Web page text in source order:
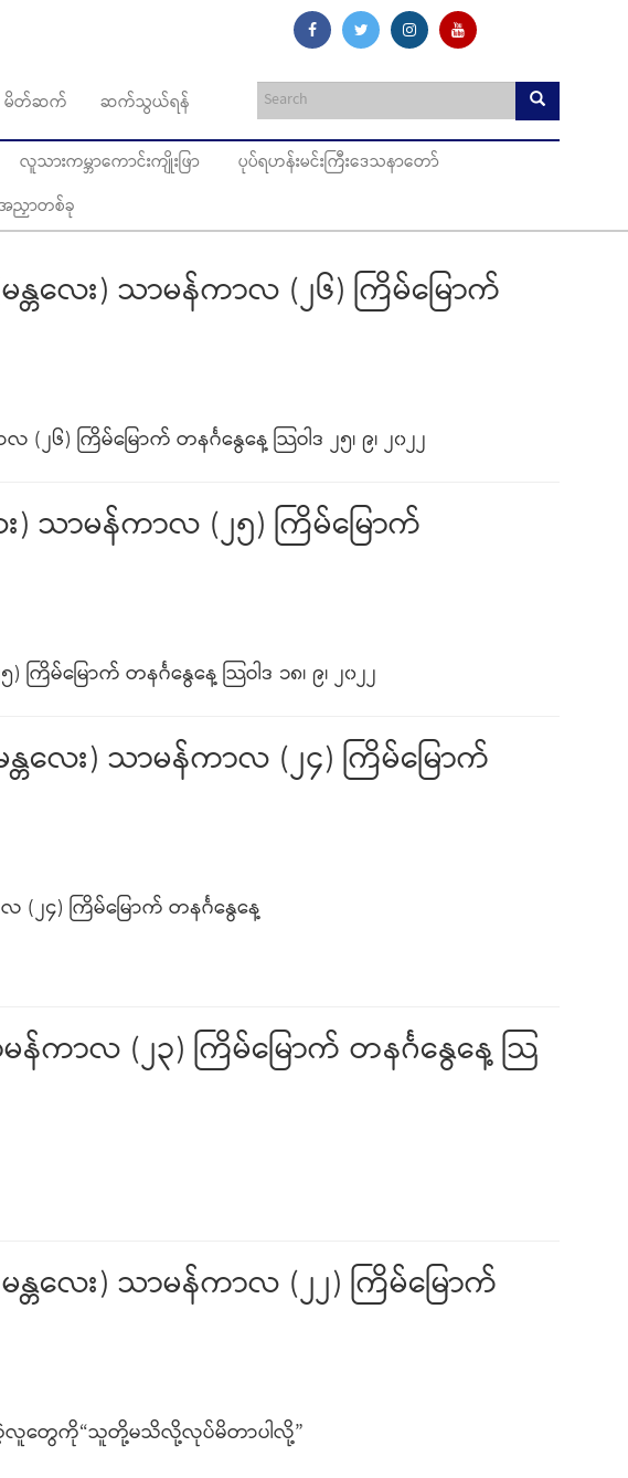
မိတ်ဆက် ဆက်သွယ်ရန်
လူသားကမ္ဘာကောင်းကျိုးဖြာ
ပုပ်ရဟန်းမင်းကြီးဒေသနာတော်
ညှာတစ်ခု
န္တလေး) သာမန်ကာလ (၂၆) ကြိမ်မြောက်
၆) ကြိမ်မြောက် တနင်္ဂနွေနေ့ သြဝါဒ ၂၅၊ ၉၊ ၂၀၂၂
း) သာမန်ကာလ (၂၅) ကြိမ်မြောက်
ြိမ်မြောက် တနင်္ဂနွေနေ့ သြဝါဒ ၁၈၊ ၉၊ ၂၀၂၂
လေး) သာမန်ကာလ (၂၄) ကြိမ်မြောက်
၂၄) ကြိမ်မြောက် တနင်္ဂနွေနေ့
ကာလ (၂၃) ကြိမ်မြောက် တနင်္ဂနွေနေ့ သြ
န္တလေး) သာမန်ကာလ (၂၂) ကြိမ်မြောက်
လူတွေကို“သူတို့မသိလို့လုပ်မိတာပါလို့”